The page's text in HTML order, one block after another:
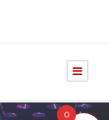
0